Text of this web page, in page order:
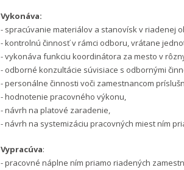
Vykonáva:
- spracúvanie materiálov a stanovísk v riadenej
- kontrolnú činnosť v rámci odboru, vrátane
- vykonáva funkciu koordinátora za mesto v
- odborné konzultácie súvisiace s odbornými
- personálne činnosti voči zamestnancom
- hodnotenie pracovného výkonu,
- návrh na platové zaradenie,
- návrh na systemizáciu pracovných miest ním
Vypracúva:
- pracovné náplne ním priamo riadených